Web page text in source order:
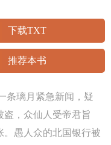
下载TXT
推荐本书
条璃月紧急新闻，疑
，众仙人受帝君旨
愚人众的北国银行被